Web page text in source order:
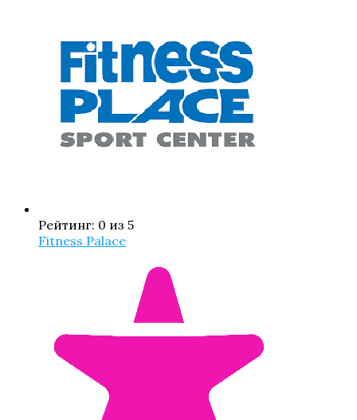
Рейтинг: 0 из 5
Fitness Palace